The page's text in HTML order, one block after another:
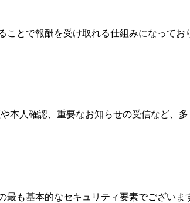
とで報酬を受け取れる仕組みになって
人確認、重要なお知らせの受信など、
も基本的なセキュリティ要素でござい